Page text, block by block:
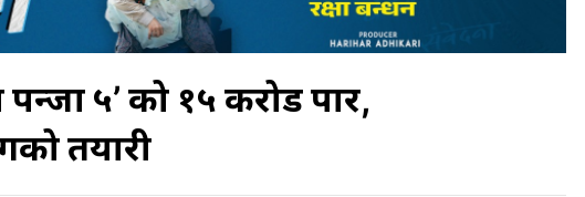
५’ को १५ करोड पार,
तयारी